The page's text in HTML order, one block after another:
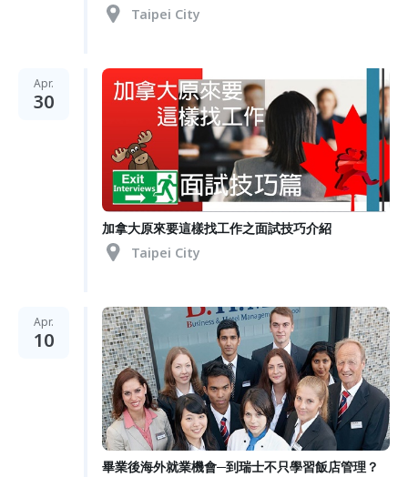
Taipei City
Apr.
30
加拿大原來要這樣找工作之面試技巧介紹
Taipei City
Apr.
10
畢業後海外就業機會─到瑞士不只學習飯店管理？